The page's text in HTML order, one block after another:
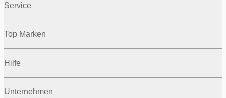
Service
Top Marken
Hilfe
Unternehmen